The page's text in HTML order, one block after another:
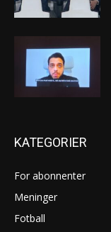
KATEGORIER
For abonnenter
Meninger
Fotball